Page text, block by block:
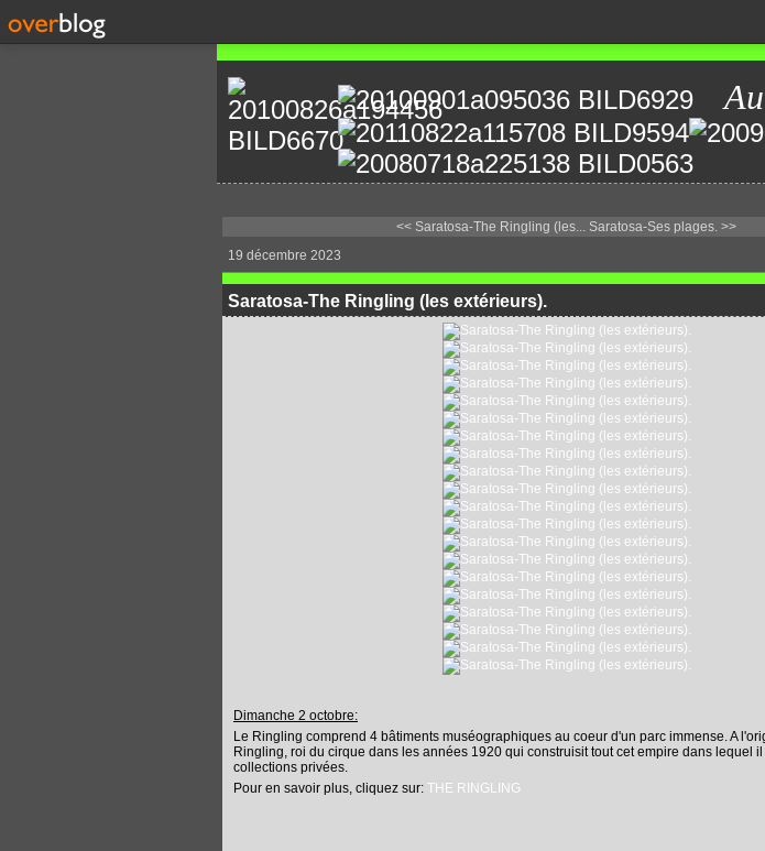
<< Saratosa-The Ringling (les... Saratosa-Ses plages. >>
19 décembre 2023
Saratosa-The Ringling (les extérieurs).
Dimanche 2 octobre:
Le Ringling comprend 4 bâtiments muséographiques au coeur d'un parc immense. A
Ringling, roi du cirque dans les années 1920 qui construisit tout cet empire dans lequel
collections privées.
Pour en savoir plus, cliquez sur: THE RINGLING